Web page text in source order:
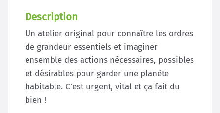
Description
Un atelier original pour connaître les ordres
de grandeur essentiels et imaginer
ensemble des actions nécessaires, possibles
et désirables pour garder une planète
habitable. C’est urgent, vital et ça fait du
bien !